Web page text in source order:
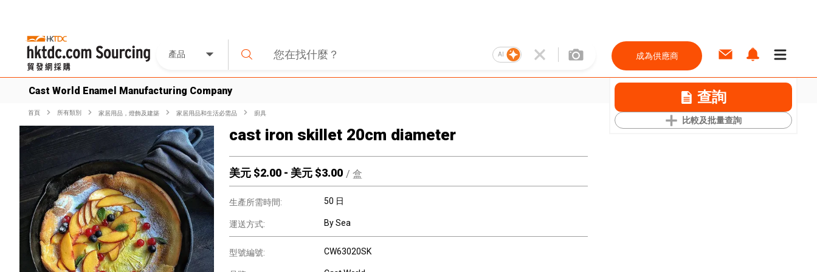
產品 AI 成為供應商
Cast World Enamel Manufacturing Company 查詢
比較及批量查詢
首頁 所有類別 家居用品，燈飾及建築 家居用品和生活必需品 廚具
cast iron skillet 20cm diameter
美元 $2.00 - 美元 $3.00 / 盒
生產所需時間: 50 日
運送方式: By Sea
型號編號: CW63020SK